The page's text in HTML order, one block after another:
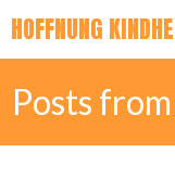
HOFFNUNG
Posts